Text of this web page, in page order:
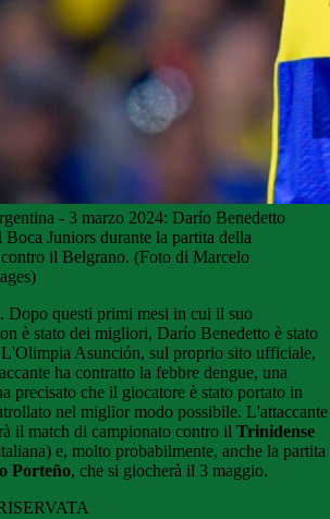
- 3 marzo 2024: Darío Benedetto
Juniors durante la partita della
il Belgrano. (Foto di Marcelo
Dopo questi primi mesi in cui il suo
è stato dei migliori, Darío Benedetto è stato
Asunción, sul proprio sito ufficiale,
ha contratto la febbre dengue, una
precisato che il giocatore è stato portato in
nel miglior modo possibile. L'attaccante
il match di campionato contro il Trinidense
e, molto probabilmente, anche la partita
Porteño, che si giocherà il 3 maggio.